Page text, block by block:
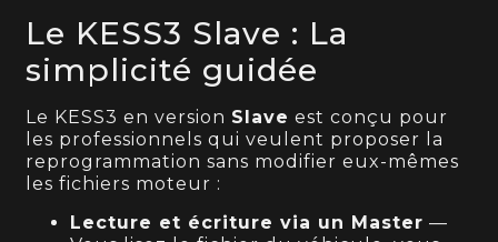
Le KESS3 Slave : La
simplicité guidée
Le KESS3 en version Slave est conçu pour
les professionnels qui veulent proposer la
reprogrammation sans modifier eux-mêmes
les fichiers moteur :
Lecture et écriture via un Master —